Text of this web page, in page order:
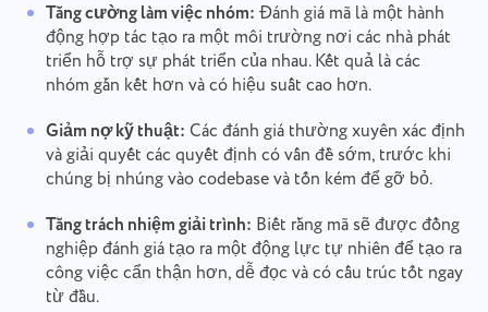
Tăng cường làm việc nhóm: Đánh giá mã là một hành
động hợp tác tạo ra một môi trường nơi các nhà phát
triển hỗ trợ sự phát triển của nhau. Kết quả là các
nhóm gắn kết hơn và có hiệu suất cao hơn.
Giảm nợ kỹ thuật: Các đánh giá thường xuyên xác định
và giải quyết các quyết định có vấn đề sớm, trước khi
chúng bị nhúng vào codebase và tốn kém để gỡ bỏ.
Tăng trách nhiệm giải trình: Biết rằng mã sẽ được đồng
nghiệp đánh giá tạo ra một động lực tự nhiên để tạo ra
công việc cẩn thận hơn, dễ đọc và có cấu trúc tốt ngay
từ đầu.